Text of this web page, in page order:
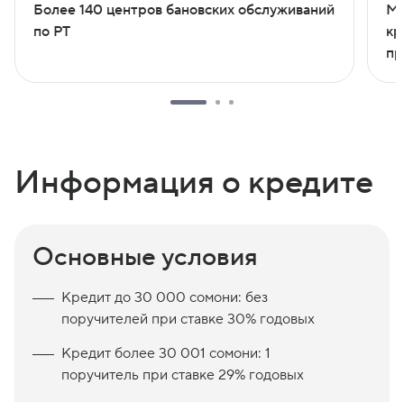
Более 140 центров бановских обслуживаний
по РТ
Информация о кредите
Основные условия
Кредит до 30 000 сомони: без
поручителей при ставке 30% годовых
Кредит более 30 001 сомони: 1
поручитель при ставке 29% годовых